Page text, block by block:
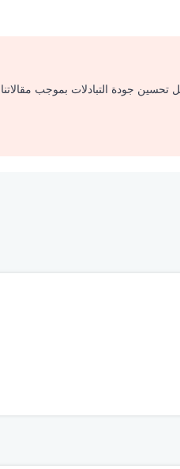
تحسين جودة التبادلات بموجب